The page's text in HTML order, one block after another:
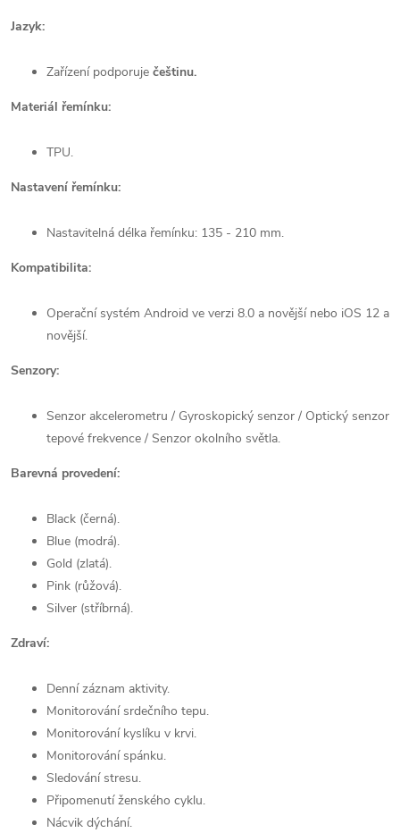
Jazyk:
Zařízení podporuje češtinu.
Materiál řemínku:
TPU.
Nastavení řemínku:
Nastavitelná délka řemínku: 135 - 210 mm.
Kompatibilita:
Operační systém Android ve verzi 8.0 a novější nebo iOS 12 a
novější.
Senzory:
Senzor akcelerometru / Gyroskopický senzor / Optický senzor
tepové frekvence / Senzor okolního světla.
Barevná provedení:
Black (černá).
Blue (modrá).
Gold (zlatá).
Pink (růžová).
Silver (stříbrná).
Zdraví:
Denní záznam aktivity.
Monitorování srdečního tepu.
Monitorování kyslíku v krvi.
Monitorování spánku.
Sledování stresu.
Připomenutí ženského cyklu.
Nácvik dýchání.